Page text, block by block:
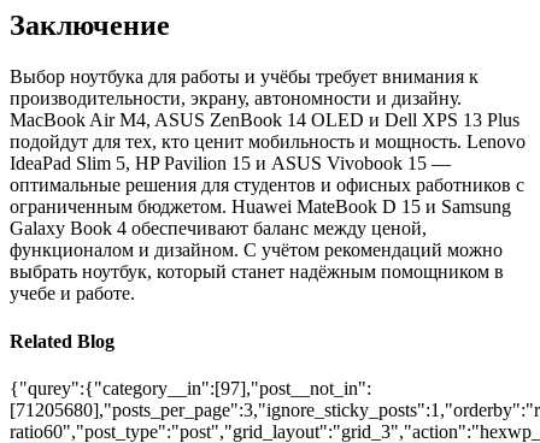
Заключение
Выбор ноутбука для работы и учёбы требует внимания к
производительности, экрану, автономности и дизайну.
MacBook Air M4, ASUS ZenBook 14 OLED и Dell XPS 13 Plus
подойдут для тех, кто ценит мобильность и мощность. Lenovo
IdeaPad Slim 5, HP Pavilion 15 и ASUS Vivobook 15 —
оптимальные решения для студентов и офисных работников с
ограниченным бюджетом. Huawei MateBook D 15 и Samsung
Galaxy Book 4 обеспечивают баланс между ценой,
функционалом и дизайном. С учётом рекомендаций можно
выбрать ноутбук, который станет надёжным помощником в
учебе и работе.
Related Blog
{"qurey":{"category__in":[97],"post__not_in":